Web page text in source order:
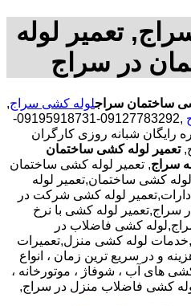
تعمیر لوله
در سراج
ساختمان سراجلوله کشی سراج,
,09127783292-09195918731-
رایگان شبانه روزی کارگران
تعمیر لوله کشی ساختمان
سراج, تعمیر لوله کشی ساختمان
کشی ساختمان,تعمیر لوله
لوله کشی شرکت در
سراج,تعمیر لوله کشی با نرخ
کشی فاضلاب در
لوله کشی منزل,تعمیرات
و در سریع ترین زمان ، انواع
های آب ، شوفاژ ، موتورخانه ،
کشی فاضلاب منزل در سراج,